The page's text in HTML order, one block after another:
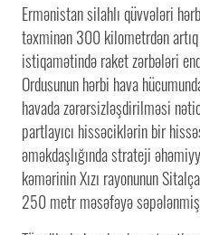
Ermənistan silahlı qüvvələri
təxminən 300 kilometrdən artıq
istiqamətində raket zərbələri
Ordusunun hərbi hava
havada zərərsizləşdirilməsi
partlayıcı hissəciklərin bir
əməkdaşlığında strateji
kəmərinin Xızı rayonunun
250 metr məsəfəyə